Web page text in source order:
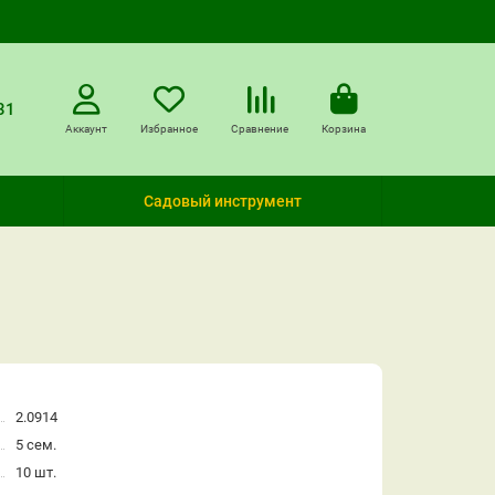
Аккаунт Избранное Сравнение Корзина
Садовый инструмент
2.0914
5 сем.
10 шт.